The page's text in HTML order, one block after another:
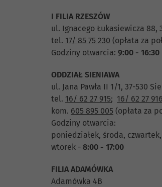
I FILIA RZESZÓW
ul. Ignacego Łukasiewicza 88,
tel. 17/ 85 75 230 (opłata za
Godziny otwarcia: 9:00 - 16:30
ODDZIAŁ SIENIAWA
ul. Jana Pawła II 1/1, 37-530
tel. 16/ 62 27 915; 16/ 62 27 916
kom. 605 895 005 (opłata za
Godziny otwarcia:
poniedziałek, środa,
wtorek - 8:00 - 17:00
FILIA ADAMÓWKA
Adamówka 4B